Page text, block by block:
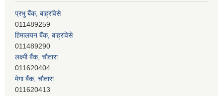
हिमालयन बैंक, बाह्रविसे
011489290
लक्ष्मी बैंक, चाैतारा
011620404
मेगा बैंक, चाैतारा
011620413
जनता बैंक, चाैतारा
011620406